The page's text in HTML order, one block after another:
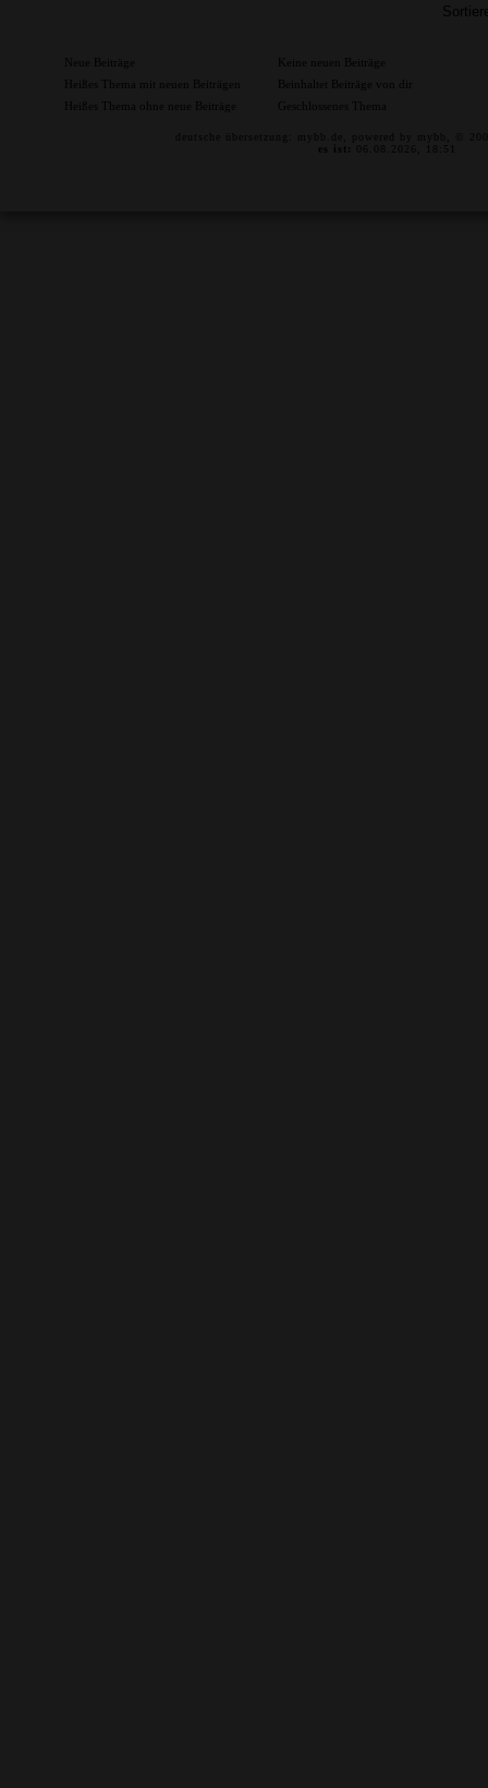
Neue Beiträge
Heißes Thema mit neuen Beiträgen
Heißes Thema ohne neue Beiträge
Keine neuen Beiträge
Beinhaltet Beiträge von dir
Geschlossenes Thema
es ist: